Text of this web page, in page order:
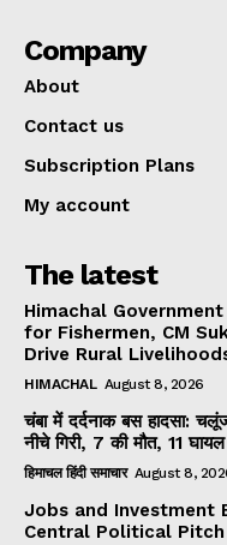
Company
About
Contact us
Subscription Plans
My account
The latest
Himachal
for Fishermen, CM
Drive Rural
HIMACHAL August 8, 2026
चंबा में दर्दनाक बस हादसा:
नीचे गिरी, 7 की मौत, 11 घायल
हिमाचल हिंदी समाचार August 8,
Jobs and Investment
Central Political Pitch